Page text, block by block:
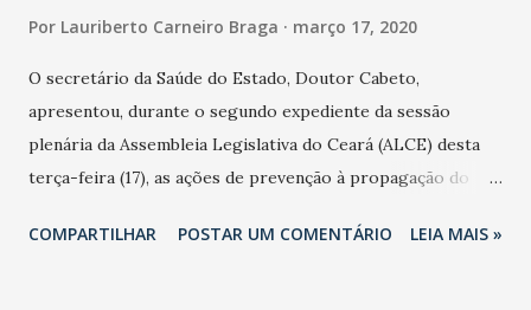
Por Lauriberto Carneiro Braga março 17, 2020
O secretário da Saúde do Estado, Doutor Cabeto,
apresentou, durante o segundo expediente da sessão
plenária da Assembleia Legislativa do Ceará (ALCE) desta
terça-feira (17), as ações de prevenção à propagação do
adotadas pelo Governo do Estado na contenção da
COMPARTILHAR POSTAR UM COMENTÁRIO LEIA MAIS »